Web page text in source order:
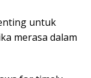
untuk
merasa dalam